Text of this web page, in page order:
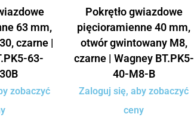
63 mm,
czarne |
63-
zobaczyć
Pokrętło gwiazdowe
pięcioramienne 40 mm,
otwór gwintowany M8,
czarne | Wagney BT.PK5-
40-M8-B
Zaloguj się, aby zobaczyć
ceny